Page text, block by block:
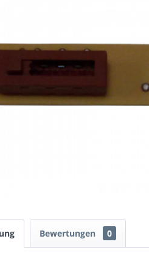
Bewertungen 0